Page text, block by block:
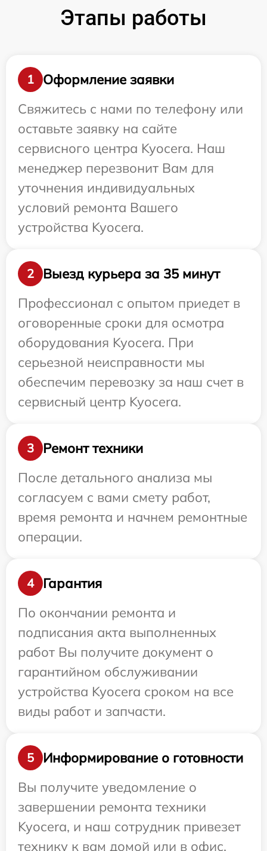
Этапы работы
1
Оформление заявки
Свяжитесь с нами по телефону или
оставьте заявку на сайте
сервисного центра Kyocera. Наш
менеджер перезвонит Вам для
уточнения индивидуальных
условий ремонта Вашего
устройства Kyocera.
2
Выезд курьера за 35 минут
Профессионал с опытом приедет в
оговоренные сроки для осмотра
оборудования Kyocera. При
серьезной неисправности мы
обеспечим перевозку за наш счет в
сервисный центр Kyocera.
3
Ремонт техники
После детального анализа мы
согласуем с вами смету работ,
время ремонта и начнем ремонтные
операции.
4
Гарантия
По окончании ремонта и
подписания акта выполненных
работ Вы получите документ о
гарантийном обслуживании
устройства Kyocera сроком на все
виды работ и запчасти.
5
Информирование о готовности
Вы получите уведомление о
завершении ремонта техники
Kyocera, и наш сотрудник привезет
технику к вам домой или в офис.